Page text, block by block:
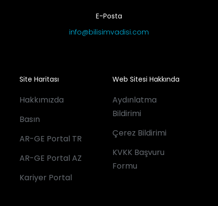
E-Posta
info@bilisimvadisi.com
Site Haritası
Hakkımızda
Basın
AR-GE Portal TR
AR-GE Portal AZ
Kariyer Portal
Web Sitesi Hakkında
Aydınlatma
Bildirimi
Çerez Bildirimi
KVKK Başvuru
Formu